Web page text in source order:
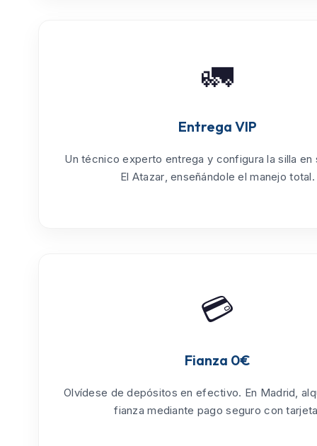
🚛
Entrega VIP
Un técnico experto entrega y configura la silla en
El Atazar, enseñándole el manejo total.
💳
Fianza 0€
Olvídese de depósitos en efectivo. En Madrid,
fianza mediante pago seguro con